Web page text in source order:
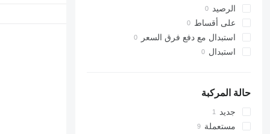
الرصيد
على أقساط
استبدال مع دفع فرق السعر
استبدال
حالة المركبة
جديد
مستعملة